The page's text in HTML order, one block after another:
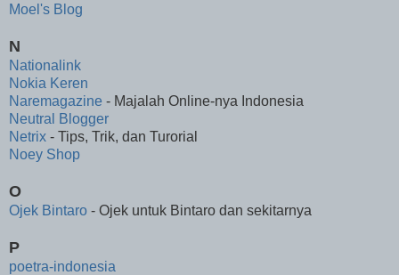
Moel's Blog
N
Nationalink
Nokia Keren
Naremagazine - Majalah Online-nya Indonesia
Neutral Blogger
Netrix - Tips, Trik, dan Turorial
Noey Shop
O
Ojek Bintaro - Ojek untuk Bintaro dan sekitarnya
P
poetra-indonesia